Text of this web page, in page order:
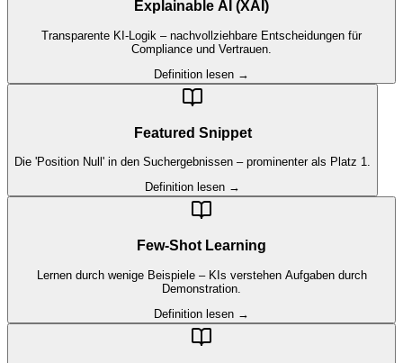
Explainable AI (XAI)
Transparente KI-Logik – nachvollziehbare Entscheidungen für
Compliance und Vertrauen.
Definition lesen →
Featured Snippet
Die 'Position Null' in den Suchergebnissen – prominenter als Platz 1.
Definition lesen →
Few-Shot Learning
Lernen durch wenige Beispiele – KIs verstehen Aufgaben durch
Demonstration.
Definition lesen →